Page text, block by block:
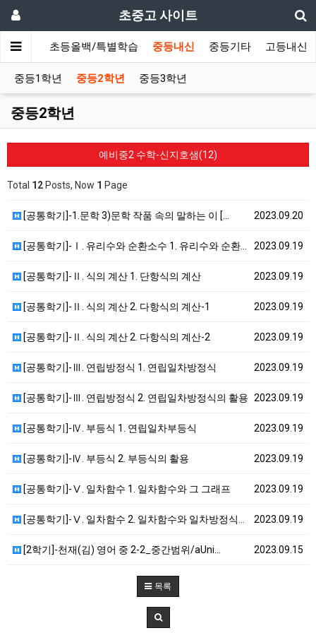
초중고 사이트
내신 초등올백/특별학습 중등내신 중등기타 고등내신
중등1학년 중등2학년 중등3학년
중등2학년
예비중2 수학-신지호샘(12)
Total 12 Posts, Now 1 Page
2023.09.20
[공통학기]-1.문학 3)문학 작품 속의 말하는 이 […
2023.09.19
[공통학기]-Ⅰ. 유리수와 순환소수 1. 유리수와 순환…
2023.09.19
[공통학기]-Ⅱ. 식의 계산 1. 단항식의 계산
2023.09.19
[공통학기]-Ⅱ. 식의 계산 2. 다항식의 계산-1
2023.09.19
[공통학기]-Ⅱ. 식의 계산 2. 다항식의 계산-2
2023.09.19
[공통학기]-Ⅲ. 연립방정식 1. 연립일차방정식
2023.09.19
[공통학기]-Ⅲ. 연립방정식 2. 연립일차방정식의 활용
2023.09.19
[공통학기]-Ⅳ. 부등식 1. 연립일차부등식
2023.09.19
[공통학기]-Ⅳ. 부등식 2. 부등식의 활용
2023.09.19
[공통학기]-Ⅴ. 일차함수 1. 일차함수와 그 그래프
2023.09.19
[공통학기]-Ⅴ. 일차함수 2. 일차함수와 일차방정식의…
2023.09.15
[2학기]-천재(김) 영어 중 2-2_중간범위/aUni…
목록